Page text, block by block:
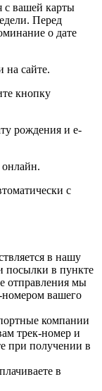
с вашей карты
Перед
о дате
на сайте.
кнопку
рождения и e-
с
в нашу
в пункте
отправления мы
номером вашего
компании
трек-номер и
при получении в
в